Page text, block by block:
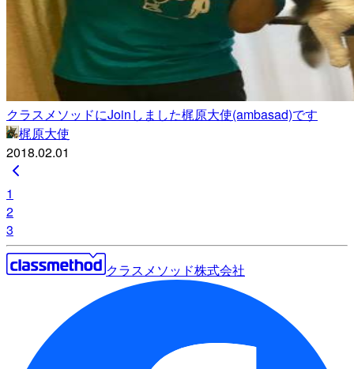
クラスメソッドにJoinしました梶原大使(ambasad)です
梶原大使
2018.02.01
1
2
3
クラスメソッド株式会社